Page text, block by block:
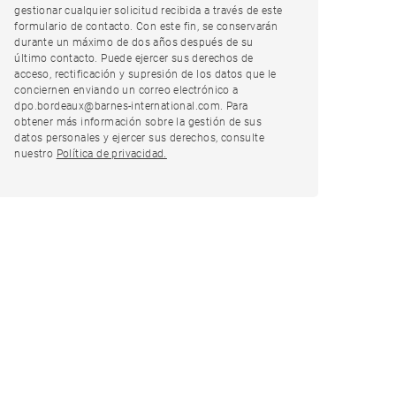
gestionar cualquier solicitud recibida a través de este
formulario de contacto. Con este fin, se conservarán
durante un máximo de dos años después de su
último contacto. Puede ejercer sus derechos de
acceso, rectificación y supresión de los datos que le
conciernen enviando un correo electrónico a
dpo.bordeaux@barnes-international.com. Para
obtener más información sobre la gestión de sus
datos personales y ejercer sus derechos, consulte
nuestro Política de privacidad.